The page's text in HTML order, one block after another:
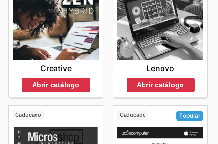
Creative
Abrir catálogo
Lenovo
Abrir catálogo
Caducado Caducado Popular